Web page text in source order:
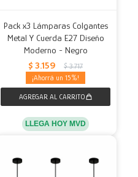
Pack x3 Lámparas Colgantes
Metal Y Cuerda E27 Diseño
Moderno - Negro
$ 3.159 $ 3.717
15
LLEGA HOY MVD